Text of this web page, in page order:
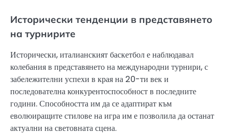
Исторически тенденции в представянето
на турнирите
Исторически, италианският баскетбол е наблюдавал
колебания в представянето на международни турнири, с
забележителни успехи в края на 20-ти век и
последователна конкурентоспособност в последните
години. Способността им да се адаптират към
еволюиращите стилове на игра им е позволила да останат
актуални на световната сцена.